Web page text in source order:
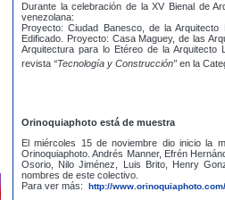
Durante la celebración de la XV Bienal de
venezolana:
Proyecto: Ciudad Banesco, de la
Edificado. Proyecto: Casa Maguey, de las
Arquitectura para lo Etéreo de la
revista “Tecnología y Construcción” en la
Orinoquiaphoto está de muestra
El miércoles 15 de noviembre dio inicio la
Orinoquiaphoto. Andrés Manner, Efrén
Osorio, Nilo Jiménez, Luis Brito, Henry
nombres de este colectivo.
Para ver más:
http://